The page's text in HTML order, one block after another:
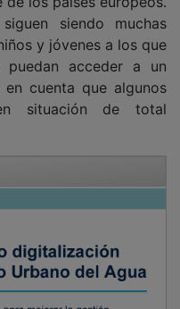
siendo muchas
y jóvenes a los que
acceder a un
cuenta que algunos
situación de total